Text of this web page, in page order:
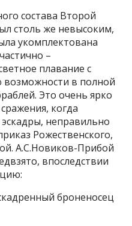
состава Второй
столь же невысоким,
укомплектована
–
плавание с
возможности в полной
Это очень ярко
когда
неправильно
Рожественского,
А.С.Новиков-Прибой
впоследствии
броненосец